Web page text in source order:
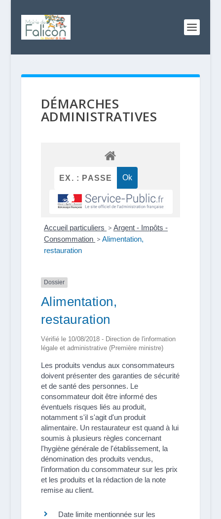
DÉMARCHES
ADMINISTRATIVES
Accueil particuliers > Argent - Impôts -
Consommation > Alimentation,
restauration
Dossier
Alimentation,
restauration
Vérifié le 10/08/2018 - Direction de l'information
légale et administrative (Première ministre)
Les produits vendus aux consommateurs
doivent présenter des garanties de sécurité
et de santé des personnes. Le
consommateur doit être informé des
éventuels risques liés au produit,
notamment s'il s'agit d'un produit
alimentaire. Un restaurateur est quand à lui
soumis à plusieurs règles concernant
l'hygiène générale de l'établissement, la
dénomination des produits vendus,
l'information du consommateur sur les prix
et les produits et la rédaction de la note
remise au client.
Date limite mentionnée sur les